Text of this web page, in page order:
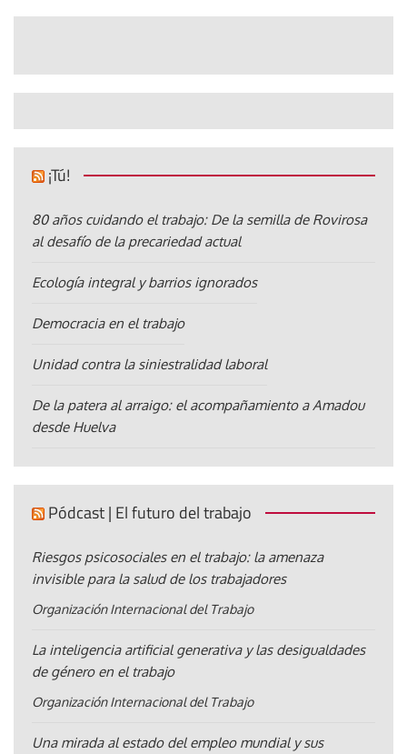
¡Tú!
80 años cuidando el trabajo: De la semilla de Rovirosa
al desafío de la precariedad actual
Ecología integral y barrios ignorados
Democracia en el trabajo
Unidad contra la siniestralidad laboral
De la patera al arraigo: el acompañamiento a Amadou
desde Huelva
Pódcast | El futuro del trabajo
Riesgos psicosociales en el trabajo: la amenaza
invisible para la salud de los trabajadores
Organización Internacional del Trabajo
La inteligencia artificial generativa y las desigualdades
de género en el trabajo
Organización Internacional del Trabajo
Una mirada al estado del empleo mundial y sus